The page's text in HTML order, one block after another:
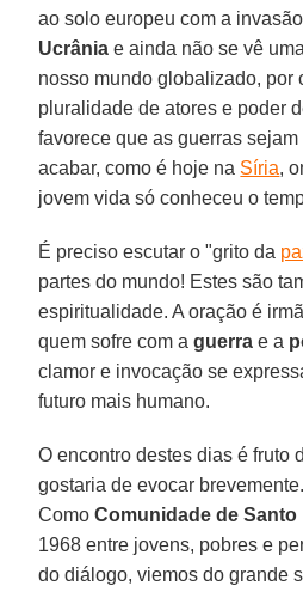
ao solo europeu com a
Ucrânia e ainda não se vê
nosso mundo globalizado, por
pluralidade de atores e poder
favorece que as guerras
acabar, como é hoje na Síria,
jovem vida só conheceu o
É preciso escutar o "grito da
partes do mundo! Estes são
espiritualidade. A oração é
quem sofre com aguerra e a
clamor e invocação se
futuro mais humano.
O encontro destes dias é fruto
gostaria de evocar
ComoComunidade de Santo
1968 entre jovens, pobres e
do diálogo, viemos do grande